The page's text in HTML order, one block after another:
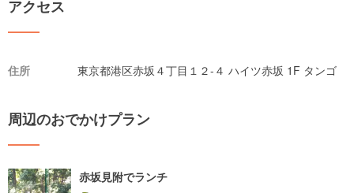
アクセス
住所 東京都港区赤坂４丁目１２-４ ハイツ赤坂 1F タンゴ
周辺のおでかけプラン
赤坂見附でランチ